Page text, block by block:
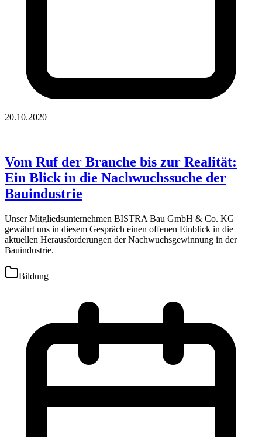
20.10.2020
Vom Ruf der Branche bis zur Realität:
Ein Blick in die Nachwuchssuche der
Bauindustrie
Unser Mitgliedsunternehmen BISTRA Bau GmbH & Co. KG
gewährt uns in diesem Gespräch einen offenen Einblick in die
aktuellen Herausforderungen der Nachwuchsgewinnung in der
Bauindustrie.
Bildung